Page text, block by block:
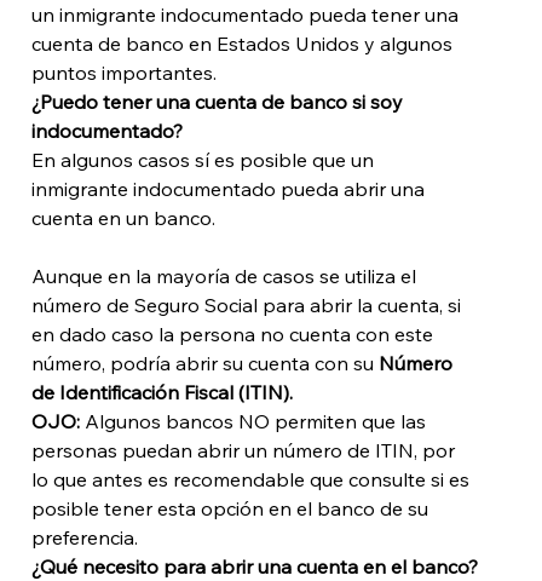
un inmigrante indocumentado pueda tener una
cuenta de banco en Estados Unidos y algunos
puntos importantes.
¿Puedo tener una cuenta de banco si soy
indocumentado?
En algunos casos sí es posible que un
inmigrante indocumentado pueda abrir una
cuenta en un banco.
Aunque en la mayoría de casos se utiliza el
número de Seguro Social para abrir la cuenta, si
en dado caso la persona no cuenta con este
número, podría abrir su cuenta con su Número
de Identificación Fiscal (ITIN).
OJO: Algunos bancos NO permiten que las
personas puedan abrir un número de ITIN, por
lo que antes es recomendable que consulte si es
posible tener esta opción en el banco de su
preferencia.
¿Qué necesito para abrir una cuenta en el banco?